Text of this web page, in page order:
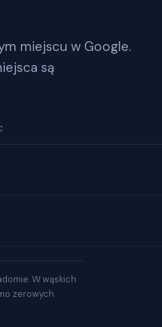
miejscu w Google.
są
W wąskich
zerowych